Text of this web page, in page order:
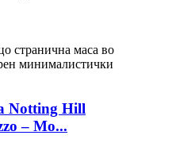
Notting Hill
– Мо...